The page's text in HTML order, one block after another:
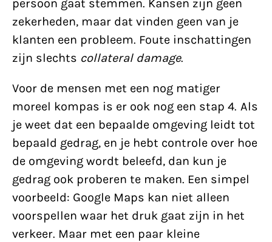
persoon gaat stemmen. Kansen zijn geen
zekerheden, maar dat vinden geen van je
klanten een probleem. Foute inschattingen
zijn slechts collateral damage.
Voor de mensen met een nog matiger
moreel kompas is er ook nog een stap 4. Als
je weet dat een bepaalde omgeving leidt tot
bepaald gedrag, en je hebt controle over hoe
de omgeving wordt beleefd, dan kun je
gedrag ook proberen te maken. Een simpel
voorbeeld: Google Maps kan niet alleen
voorspellen waar het druk gaat zijn in het
verkeer. Maar met een paar kleine